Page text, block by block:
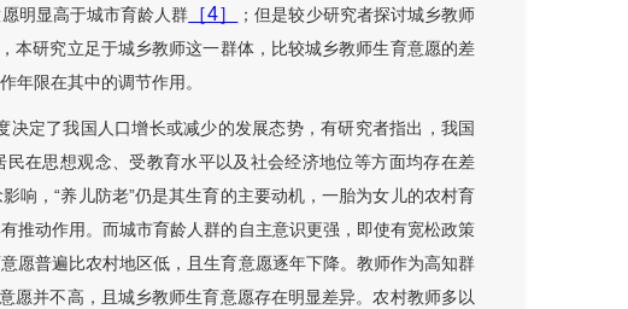
明显高于城市育龄人群 ［4］
；但是较少研究者探讨城乡教师
本研究立足于城乡教师这一群体，比较城乡教师生育意愿的差
年限在其中的调节作用。
决定了我国人口增长或减少的发展态势，有研究者指出，我国
在思想观念、受教育水平以及社会经济地位等方面均存在差
响，“养儿防老”仍是其生育的主要动机，一胎为女儿的农村育
推动作用。而城市育龄人群的自主意识更强，即使有宽松政策
愿普遍比农村地区低，且生育意愿逐年下降。教师作为高知群
愿并不高，且城乡教师生育意愿存在明显差异。农村教师多以